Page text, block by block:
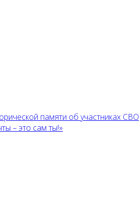
памяти об участниках СВО
– это сам ты!»